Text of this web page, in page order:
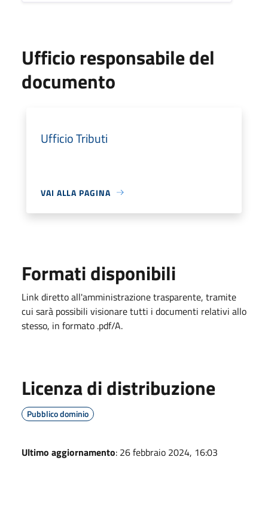
Ufficio responsabile del
documento
Ufficio Tributi
VAI ALLA PAGINA
Formati disponibili
Link diretto all'amministrazione trasparente, tramite
cui sarà possibili visionare tutti i documenti relativi allo
stesso, in formato .pdf/A.
Licenza di distribuzione
Pubblico dominio
Ultimo aggiornamento: 26 febbraio 2024, 16:03